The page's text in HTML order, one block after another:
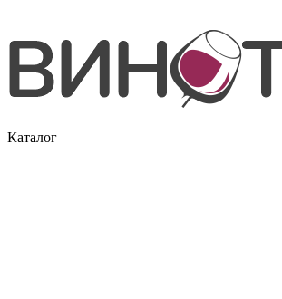
Каталог